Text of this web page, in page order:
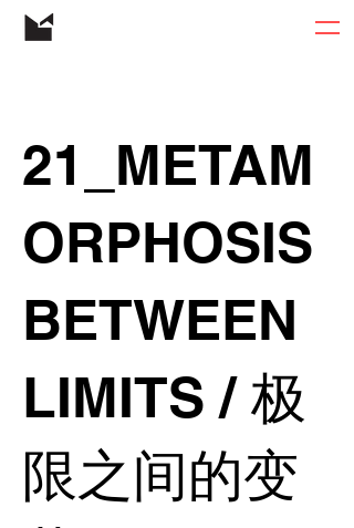
21_METAM
ORPHOSIS
BETWEEN
LIMITS / 极
限之间的变